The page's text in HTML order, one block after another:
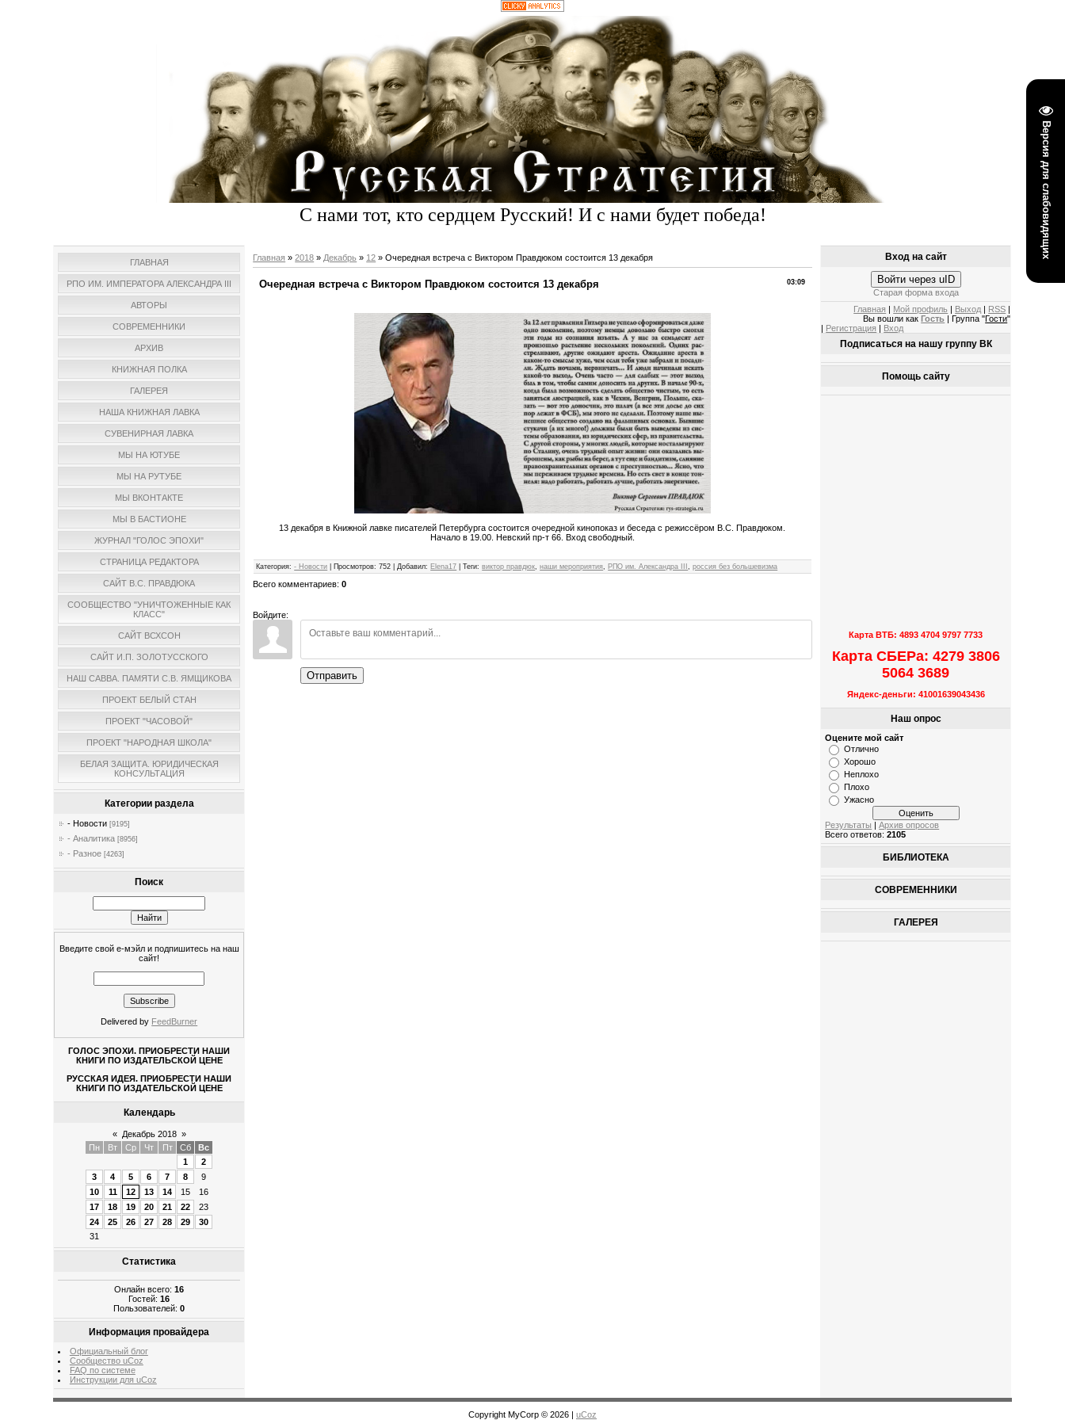
Версия для слабовидящих
С нами тот, кто сердцем Русский! И с нами будет победа!
ГЛАВНАЯ
РПО ИМ. ИМПЕРАТОРА АЛЕКСАНДРА III
АВТОРЫ
СОВРЕМЕННИКИ
АРХИВ
КНИЖНАЯ ПОЛКА
ГАЛЕРЕЯ
НАША КНИЖНАЯ ЛАВКА
СУВЕНИРНАЯ ЛАВКА
МЫ НА ЮТУБЕ
МЫ НА РУТУБЕ
МЫ ВКОНТАКТЕ
МЫ В БАСТИОНЕ
ЖУРНАЛ "ГОЛОС ЭПОХИ"
СТРАНИЦА РЕДАКТОРА
САЙТ В.С. ПРАВДЮКА
СООБЩЕСТВО "УНИЧТОЖЕННЫЕ КАК
КЛАСС"
САЙТ ВСХСОН
САЙТ И.П. ЗОЛОТУССКОГО
НАШ САВВА. ПАМЯТИ С.В. ЯМЩИКОВА
ПРОЕКТ БЕЛЫЙ СТАН
ПРОЕКТ "ЧАСОВОЙ"
ПРОЕКТ "НАРОДНАЯ ШКОЛА"
БЕЛАЯ ЗАЩИТА. ЮРИДИЧЕСКАЯ
КОНСУЛЬТАЦИЯ
Категории раздела
- Новости [9195]
- Аналитика [8956]
- Разное [4263]
Поиск
Введите свой е-мэйл и подпишитесь на наш
сайт!
Delivered by FeedBurner
ГОЛОС ЭПОХИ. ПРИОБРЕСТИ НАШИ
КНИГИ ПО ИЗДАТЕЛЬСКОЙ ЦЕНЕ
РУССКАЯ ИДЕЯ. ПРИОБРЕСТИ НАШИ
КНИГИ ПО ИЗДАТЕЛЬСКОЙ ЦЕНЕ
Календарь
« Декабрь 2018 »
Пн
Вт Ср Чт Пт Сб
Вс
1
2
3
4 5 6 7 8
9
10
11 12 13 14 15
16
17
18 19 20 21 22
23
24
25 26 27 28 29
30
31
Статистика
Онлайн всего:16
Гостей:16
Пользователей:0
Информация провайдера
Официальный блог
Сообщество uCoz
FAQ по системе
Инструкции для uCoz
Главная »2018 » Декабрь » 12 » Очередная встреча с Виктором Правдюком состоится 13 декабря
03:09
Очередная встреча с Виктором Правдюком состоится 13 декабря
13 декабря в Книжной лавке писателей Петербурга состоится очередной кинопоказ и беседа с режиссёром В.С. Правдюком.
Начало в 19.00. Невский пр-т 66. Вход свободный.
Категория: - Новости Просмотров: 752 |Добавил: Elena17 |Теги: виктор правдюк,наши мероприятия, РПО им. Александра III,россия без большевизма
Всего комментариев:0
Войдите:
Отправить
Вход на сайт
Войти через uID
Старая форма входа
Главная
Мой профиль Выход RSS
Вы вошли как Гость | Группа "Гости"
Регистрация Вход
Подписаться на нашу группу ВК
Помощь сайту
Карта ВТБ: 4893 4704 9797 7733
Карта СБЕРа: 4279 3806
5064 3689
Яндекс-деньги: 41001639043436
Наш опрос
Оцените мой сайт
Отлично
Хорошо
Неплохо
Плохо
Ужасно
Результаты |Архив опросов
Всего ответов:2105
БИБЛИОТЕКА
СОВРЕМЕННИКИ
ГАЛЕРЕЯ
Copyright MyCorp © 2026 uCoz